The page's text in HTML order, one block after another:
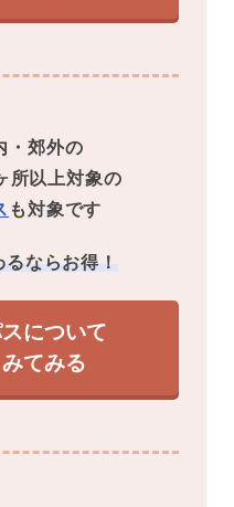
・郊外の
所以上対象の
も対象です
るならお得！
について
てみる